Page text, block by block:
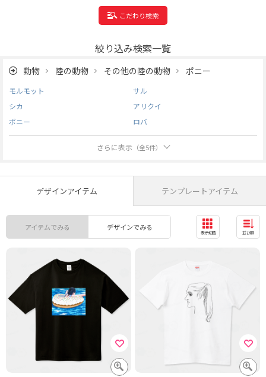
こだわり検索
絞り込み検索一覧
動物 陸の動物 その他の陸の動物 ポニー
モルモット
サル
シカ
アリクイ
ポニー
ロバ
さらに表示 （全5件）
デザインアイテム テンプレートアイテム
アイテムでみる デザインでみる
表示切替 並び順